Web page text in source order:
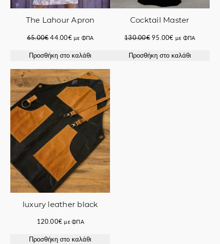
The Lahour Apron
65.00€Original
was:
44.00€Η
τιμή
44.00€.
με ΦΠΑ
Προσθήκη στο καλάθι
Cocktail Master
130.00€Original
was:
95.00€ Η
τιμή
με ΦΠΑ
Προσθήκη στο καλάθι
luxury leather black
120.00€ με ΦΠΑ
Προσθήκη στο καλάθι